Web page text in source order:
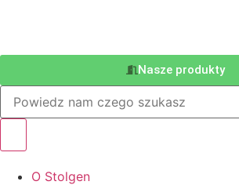
Nasze produkty
O Stolgen